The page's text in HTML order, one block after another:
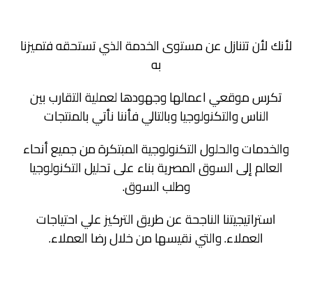
لأنك لأن تتنازل عن مستوى الخدمة الذي تستحقه فتميزنا
به
تكرس موقعي اعمالها وجهودها لعملية التقارب بين
الناس والتكنولوجيا وبالتالي فأننا نأتي بالمنتجات
والخدمات والحلول التكنولوجية المبتكرة من جميع أنحاء
العالم إلى السوق المصرية بناء على تحليل التكنولوجيا
وطلب السوق.
استراتيجيتنا الناجحة عن طريق التركيز علي احتياجات
العملاء. والتي نقيسها من خلال رضا العملاء.